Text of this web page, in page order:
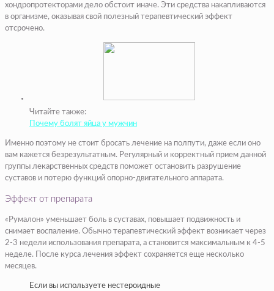
хондропротекторами дело обстоит иначе. Эти средства накапливаются
в организме, оказывая свой полезный терапевтический эффект
отсрочено.
Читайте также:
Почему болят яйца у мужчин
Именно поэтому не стоит бросать лечение на полпути, даже если оно
вам кажется безрезультатным. Регулярный и корректный прием данной
группы лекарственных средств поможет остановить разрушение
суставов и потерю функций опорно-двигательного аппарата.
Эффект от препарата
«Румалон» уменьшает боль в суставах, повышает подвижность и
снимает воспаление. Обычно терапевтический эффект возникает через
2-3 недели использования препарата, а становится максимальным к 4-5
неделе. После курса лечения эффект сохраняется еще несколько
месяцев.
Если вы используете нестероидные